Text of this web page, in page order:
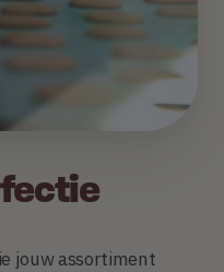
jouw assortiment